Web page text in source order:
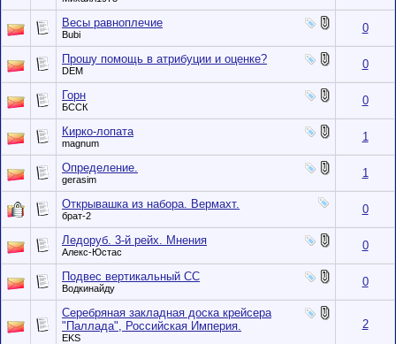
Весы равноплечие
Bubi 0
Прошу помощь в атрибуции и оценке?
DEM 0
Горн
БССК 0
Кирко-лопата
magnum 1
Определение.
gerasim 1
Открывашка из набора. Вермахт.
брат-2 0
Ледоруб. 3-й рейх. Мнения
Алекс-Юстас 0
Подвес вертикальный СС
Водкинайду 0
Серебряная закладная доска крейсера
"Паллада", Российская Империя.
EKS
2